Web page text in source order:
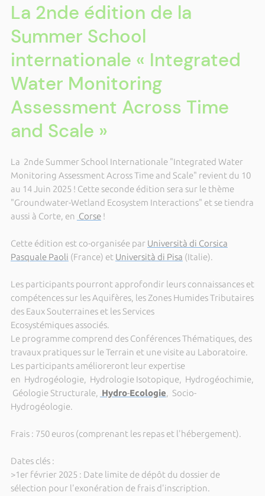
La 2nde édition de la
Summer School
internationale « Integrated
Water Monitoring
Assessment Across Time
and Scale »
La 2nde Summer School Internationale "Integrated Water
Monitoring Assessment Across Time and Scale" revient du 10
au 14 Juin 2025 ! Cette seconde édition sera sur le thème
"Groundwater-Wetland Ecosystem Interactions" et se tiendra
aussi à Corte, en Corse!
Cette édition est co-organisée par Università di Corsica
Pasquale Paoli (France) et Università di Pisa (Italie).
Les participants pourront approfondir leurs connaissances et
compétences sur les Aquifères, les Zones Humides Tributaires
des Eaux Souterraines et les Services
Ecosystémiques associés.
Le programme comprend des Conférences Thématiques, des
travaux pratiques sur le Terrain et une visite au Laboratoire.
Les participants amélioreront leur expertise
en Hydrogéologie, Hydrologie Isotopique, Hydrogéochimie,
Géologie Structurale, Hydro-Ecologie, Socio-
Hydrogéologie.
Frais : 750 euros (comprenant les repas et l'hébergement).
Dates clés :
>1er février 2025 : Date limite de dépôt du dossier de
sélection pour l'exonération de frais d'inscription.